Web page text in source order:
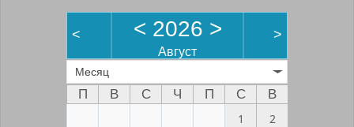
< < 2026 >
Август
>
Месяц
П В С Ч П С
В
1
2